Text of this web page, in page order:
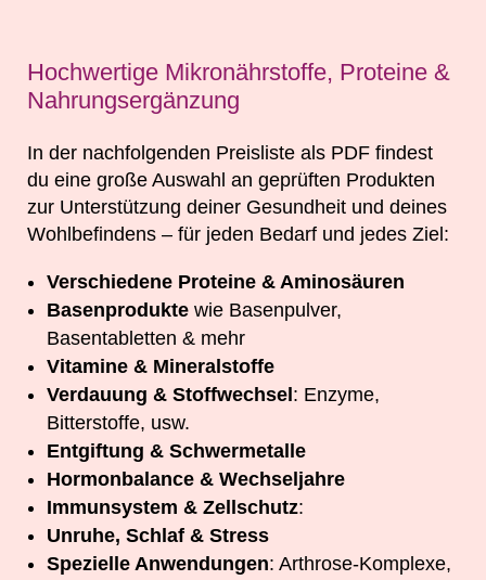
Hochwertige Mikronährstoffe, Proteine &
Nahrungsergänzung
In der nachfolgenden Preisliste als PDF findest
du eine große Auswahl an geprüften Produkten
zur Unterstützung deiner Gesundheit und deines
Wohlbefindens – für jeden Bedarf und jedes Ziel:
Verschiedene Proteine & Aminosäuren
Basenprodukte wie Basenpulver,
Basentabletten & mehr
Vitamine & Mineralstoffe
Verdauung & Stoffwechsel : Enzyme,
Bitterstoffe, usw.
Entgiftung & Schwermetalle
Hormonbalance & Wechseljahre
Immunsystem & Zellschutz:
Unruhe, Schlaf & Stress
Spezielle Anwendungen: Arthrose-Komplexe,